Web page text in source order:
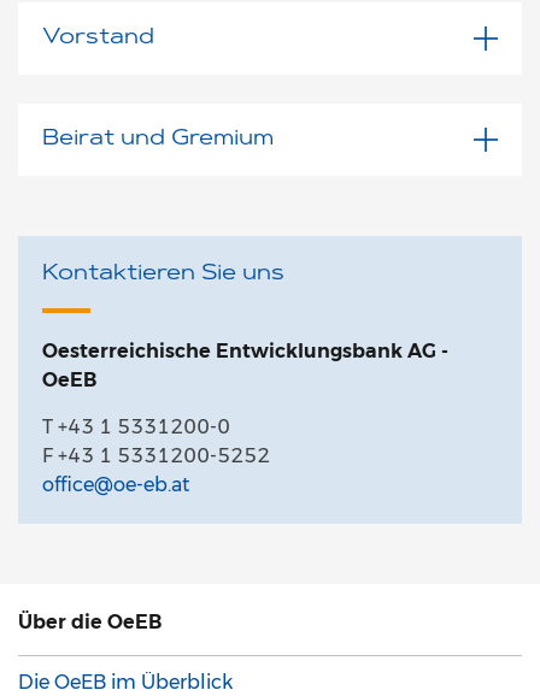
Vorstand
Beirat und Gremium
Kontaktieren Sie uns
Oesterreichische Entwicklungsbank AG -
OeEB
T +43 1 5331200-0
F +43 1 5331200-5252
office@oe-eb.at
Über die OeEB
Die OeEB im Überblick